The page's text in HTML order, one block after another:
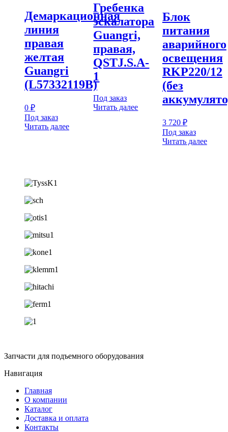
Демаркационная
линия
правая
желтая
Guangri
(L57332119B)
0 ₽
Под заказ
Читать далее
Гребенка
эскалатора
Guangri,
правая,
QSTJ.S.A-
1
Под заказ
Читать далее
Блок
питания
аварийного
освещения
RKP220/12
(без
3 720 ₽
Под заказ
Читать далее
Запчасти для подъемного оборудования
Навигация
Главная
О компании
Каталог
Доставка и оплата
Контакты